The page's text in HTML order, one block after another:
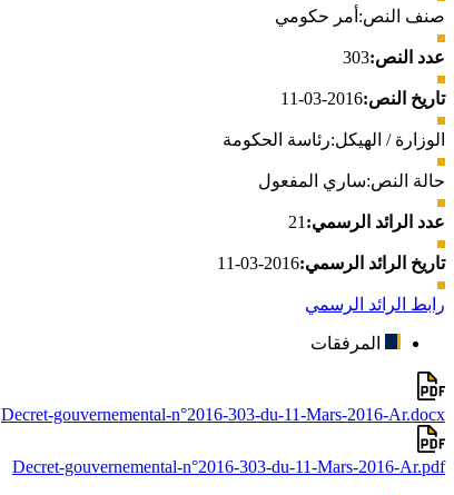
صنف النص: أمر حكومي
عدد النص:303
تاريخ النص:2016-03-11
الوزارة / الهيكل:رئاسة الحكومة
حالة النص:ساري المفعول
عدد الرائد الرسمي: 21
تاريخ الرائد الرسمي:2016-03-11
رابط الرائد الرسمي
المرفقات
Decret-gouvernemental-n°2016-303-du-11-Mars-2016-Ar.docx
Decret-gouvernemental-n°2016-303-du-11-Mars-2016-Ar.pdf